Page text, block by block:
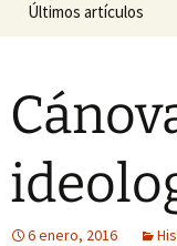
Últimos artículos
6 enero, 2016